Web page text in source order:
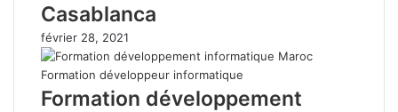
Casablanca
février 28, 2021
Formation développement